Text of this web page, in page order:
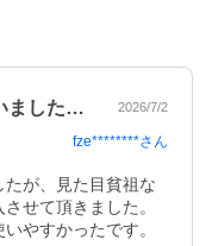
前から食塩を小皿に入れ清めていましたが… 2026/7/2
fze********さん
が、見た目貧祖な
せて頂きました。
やすかったです。